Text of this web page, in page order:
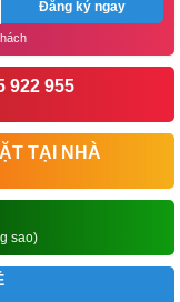
Đăng ký ngay
922 955
TẠI NHÀ
sao)